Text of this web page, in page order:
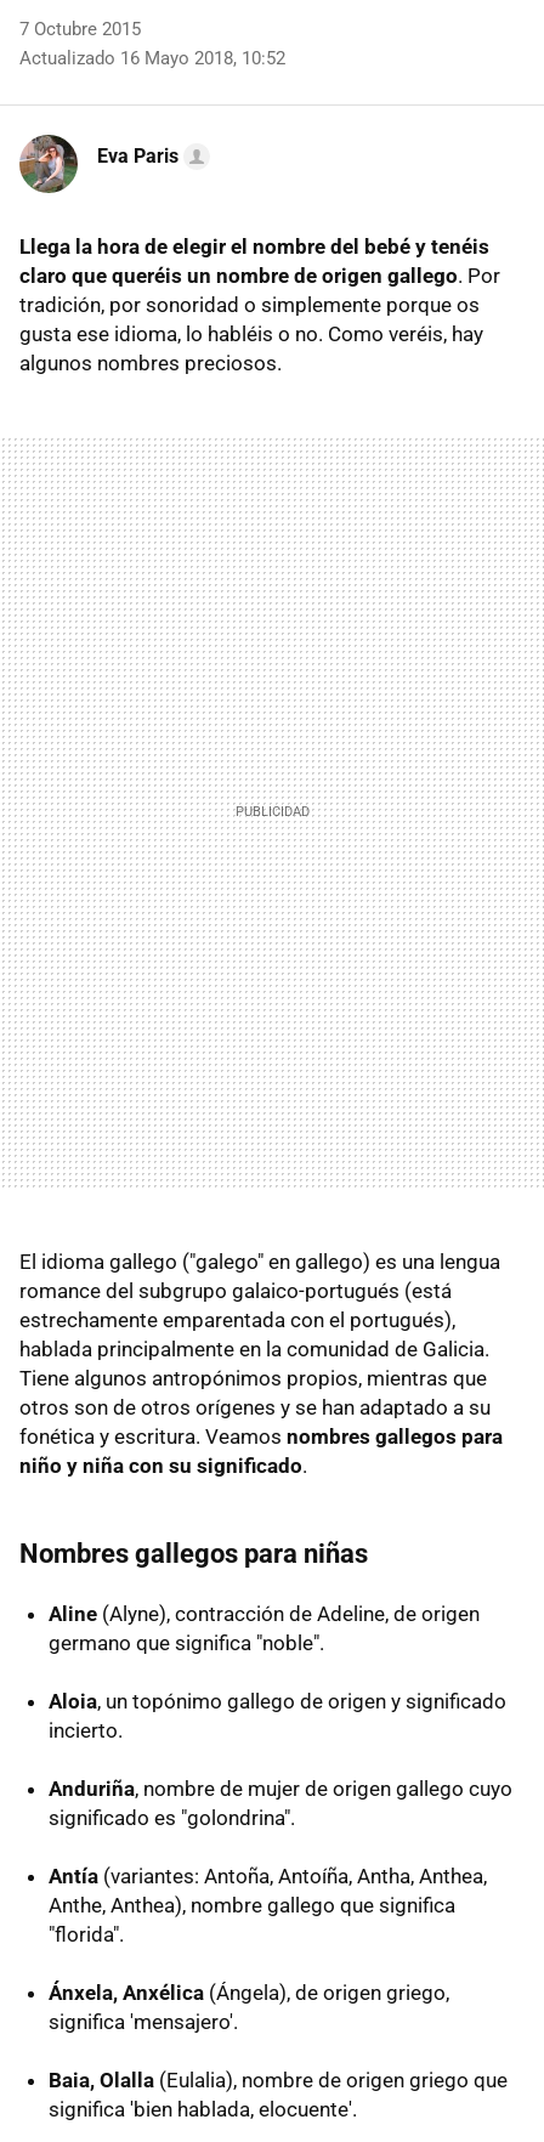
7 Octubre 2015
Actualizado 16 Mayo 2018, 10:52
Eva Paris
Llega la hora de elegir el nombre del bebé y tenéis
claro que queréis un nombre de origen gallego. Por
tradición, por sonoridad o simplemente porque os
gusta ese idioma, lo habléis o no. Como veréis, hay
algunos nombres preciosos.
El idioma gallego ("galego" en gallego) es una lengua
romance del subgrupo galaico-portugués (está
estrechamente emparentada con el portugués),
hablada principalmente en la comunidad de Galicia.
Tiene algunos antropónimos propios, mientras que
otros son de otros orígenes y se han adaptado a su
fonética y escritura. Veamos nombres gallegos para
niño y niña con su significado.
Nombres gallegos para niñas
Aline (Alyne), contracción de Adeline, de origen
germano que significa "noble".
Aloia, un topónimo gallego de origen y significado
incierto.
Anduriña, nombre de mujer de origen gallego cuyo
significado es "golondrina".
Antía (variantes: Antoña, Antoíña, Antha, Anthea,
Anthe, Anthea), nombre gallego que significa
"florida".
Ánxela, Anxélica (Ángela), de origen griego,
significa 'mensajero'.
Baia, Olalla (Eulalia), nombre de origen griego que
significa 'bien hablada, elocuente'.